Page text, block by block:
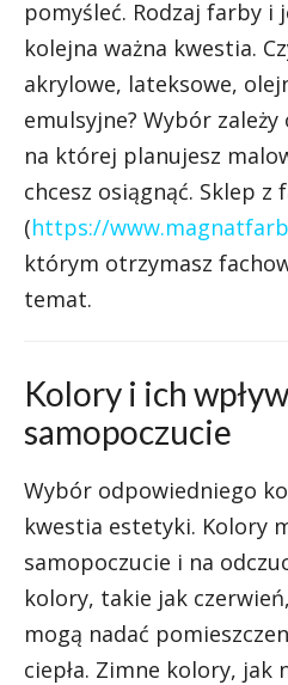
pomyśleć. Rodzaj farby i
kolejna ważna kwestia.
akrylowe, lateksowe,
emulsyjne? Wybór
na której planujesz
chcesz osiągnąć. Sklep z
(https://
którym otrzymasz
temat.
Kolory i ich
samopoczucie
Wybór odpowiedniego
kwestia estetyki. Kolory
samopoczucie i na
kolory, takie jak
mogą nadać
ciepła. Zimne kolory, jak